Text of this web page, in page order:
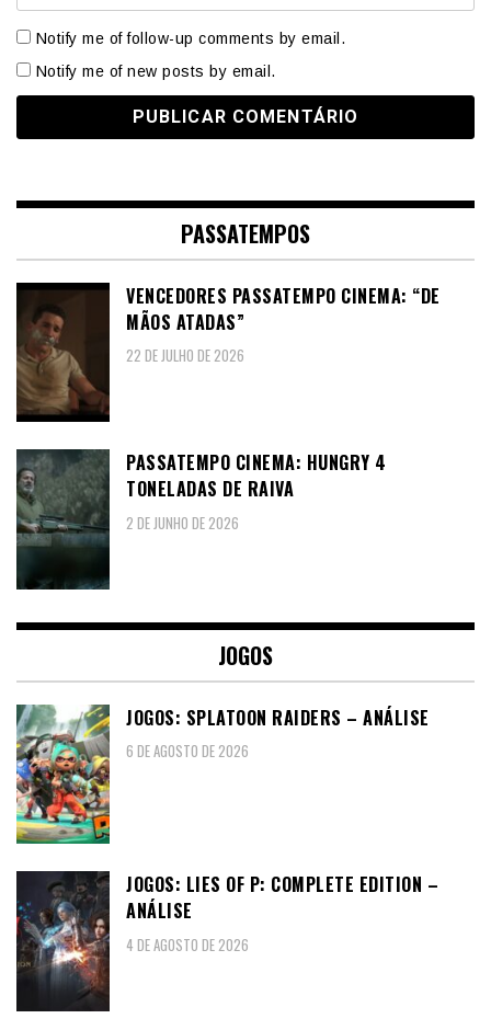
Notify me of follow-up comments by email.
Notify me of new posts by email.
PASSATEMPOS
VENCEDORES PASSATEMPO CINEMA: “DE
MÃOS ATADAS”
22 DE JULHO DE 2026
PASSATEMPO CINEMA: HUNGRY 4
TONELADAS DE RAIVA
2 DE JUNHO DE 2026
JOGOS
JOGOS: SPLATOON RAIDERS – ANÁLISE
6 DE AGOSTO DE 2026
JOGOS: LIES OF P: COMPLETE EDITION –
ANÁLISE
4 DE AGOSTO DE 2026